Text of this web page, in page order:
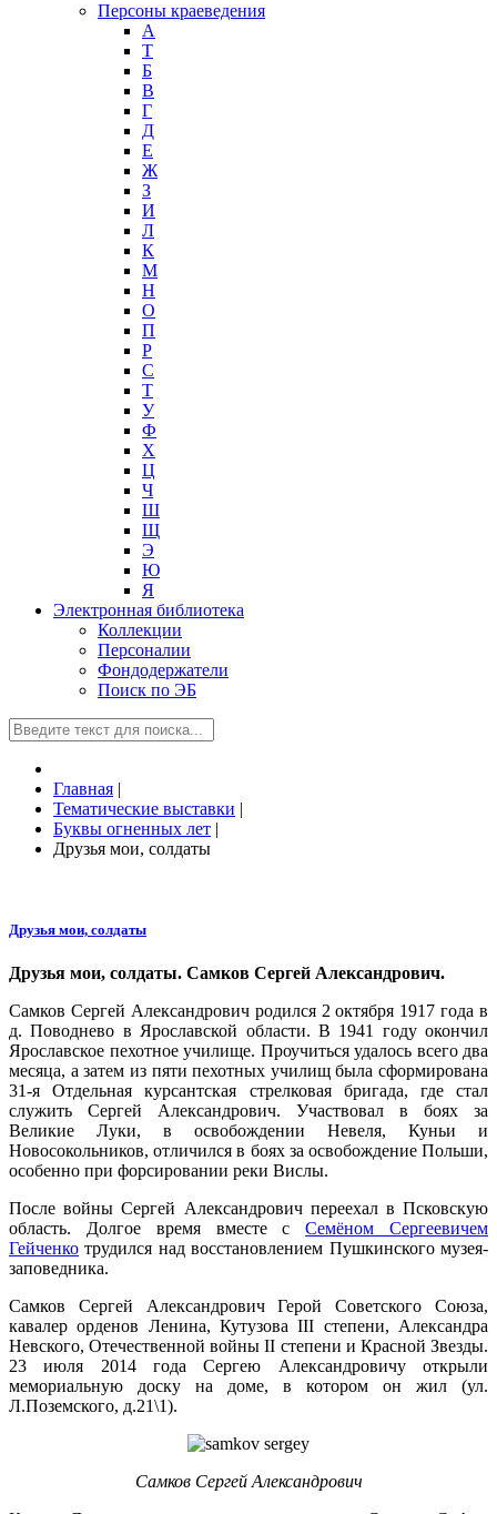
Персоны краеведения
А
T
Б
В
Г
Д
Е
Ж
З
И
Л
К
М
Н
О
П
Р
С
Т
У
Ф
Х
Ц
Ч
Ш
Щ
Э
Ю
Я
Электронная библиотека
Коллекции
Персоналии
Фондодержатели
Поиск по ЭБ
Главная |
Тематические выставки |
Буквы огненных лет |
Друзья мои, солдаты
Друзья мои, солдаты
Друзья мои, солдаты. Самков Сергей Александрович.
Самков Сергей Александрович родился 2 октября 1917 года в
д. Поводнево в Ярославской области. В 1941 году окончил
Ярославское пехотное училище. Проучиться удалось всего два
месяца, а затем из пяти пехотных училищ была сформирована
31-я Отдельная курсантская стрелковая бригада, где стал
служить Сергей Александрович. Участвовал в боях за
Великие Луки, в освобождении Невеля, Куньи и
Новосокольников, отличился в боях за освобождение Польши,
особенно при форсировании реки Вислы.
После войны Сергей Александрович переехал в Псковскую
область. Долгое время вместе сСемёном Сергеевичем
Гейченко трудился над восстановлением Пушкинского музея-
заповедника.
Самков Сергей Александрович Герой Советского Союза,
кавалер орденов Ленина, Кутузова III степени, Александра
Невского, Отечественной войны II степени и Красной Звезды.
23 июля 2014 года Сергею Александровичу открыли
мемориальную доску на доме, в котором он жил (ул.
Л.Поземского, д.21\1).
Самков Сергей Александрович